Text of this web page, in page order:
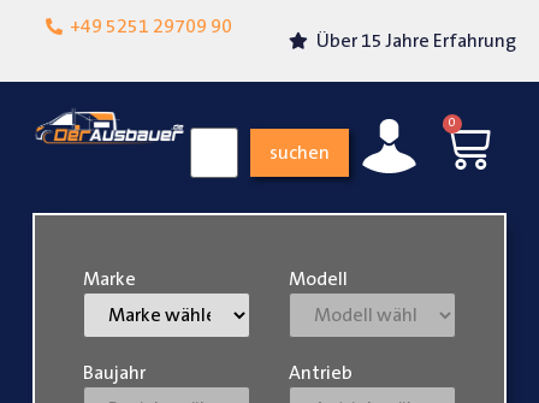
+49 5251 29709 90
Lokalgeschäft in
Über 15 Jahre Erfahrung
suchen
0
Marke Modell
Baujahr Antrieb